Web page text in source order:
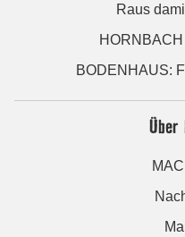
Raus
BODENHAUS:
Über